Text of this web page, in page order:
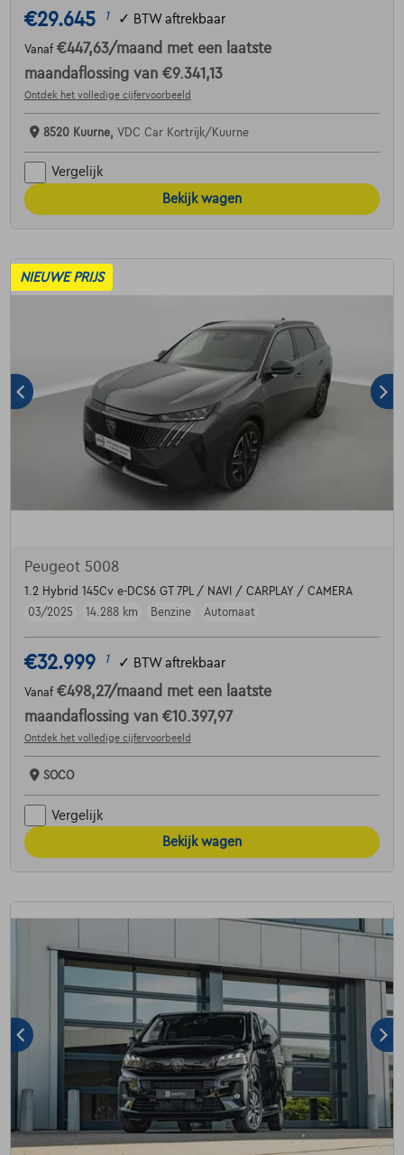
€29.645 1 ✓ BTW aftrekbaar
Vanaf €447,63/maand met een laatste
maandaflossing van €9.341,13
Ontdek het volledige cijfervoorbeeld
8520 Kuurne, VDC Car Kortrijk/Kuurne
Vergelijk
Bekijk wagen
NIEUWE PRIJS
Peugeot 5008
1.2 Hybrid 145Cv e-DCS6 GT 7PL / NAVI / CARPLAY / CAMERA
03/2025
14.288 km Benzine Automaat
€32.999 1 ✓ BTW aftrekbaar
Vanaf €498,27/maand met een laatste
maandaflossing van €10.397,97
Ontdek het volledige cijfervoorbeeld
SOCO
Vergelijk
Bekijk wagen